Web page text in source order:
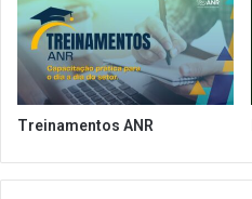
Treinamentos ANR